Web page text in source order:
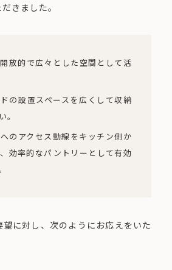
きました。
放的で広々とした空間として活
の設置スペースを広くして収納
。
のアクセス動線をキッチン側か
効率的なパントリーとして有効
に対し、次のようにお応えをいた